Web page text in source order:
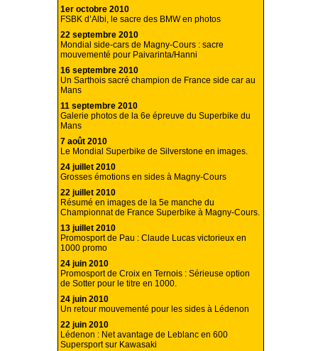
1er octobre 2010
FSBK d’Albi, le sacre des BMW en photos
22 septembre 2010
Mondial side-cars de Magny-Cours : sacre
mouvementé pour Paivarinta/Hanni
16 septembre 2010
Un Sarthois sacré champion de France side car au
Mans
11 septembre 2010
Galerie photos de la 6e épreuve du Superbike du
Mans
7 août 2010
Le Mondial Superbike de Silverstone en images.
24 juillet 2010
Grosses émotions en sides à Magny-Cours
22 juillet 2010
Résumé en images de la 5e manche du
Championnat de France Superbike à Magny-Cours.
13 juillet 2010
Promosport de Pau : Claude Lucas victorieux en
1000 promo
24 juin 2010
Promosport de Croix en Ternois : Sérieuse option
de Sotter pour le titre en 1000.
24 juin 2010
Un retour mouvementé pour les sides à Lédenon
22 juin 2010
Lédenon : Net avantage de Leblanc en 600
Supersport sur Kawasaki